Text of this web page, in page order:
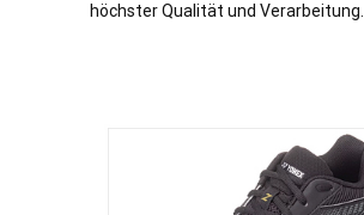
höchster Qualität und Verarbeitung.